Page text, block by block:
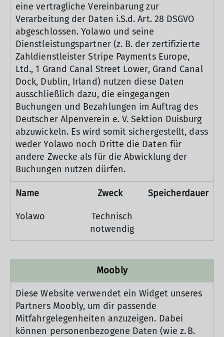
eine vertragliche Vereinbarung zur
Verarbeitung der Daten i.S.d. Art. 28 DSGVO
abgeschlossen. Yolawo und seine
Dienstleistungspartner (z. B. der zertifizierte
Zahldienstleister Stripe Payments Europe,
Ltd., 1 Grand Canal Street Lower, Grand Canal
Dock, Dublin, Irland) nutzen diese Daten
ausschließlich dazu, die eingegangen
Buchungen und Bezahlungen im Auftrag des
Deutscher Alpenverein e. V. Sektion Duisburg
abzuwickeln. Es wird somit sichergestellt, dass
weder Yolawo noch Dritte die Daten für
andere Zwecke als für die Abwicklung der
Buchungen nutzen dürfen.
Name Zweck Speicherdauer
Yolawo
Technisch
notwendig
Moobly
Diese Website verwendet ein Widget unseres
Partners Moobly, um dir passende
Mitfahrgelegenheiten anzuzeigen. Dabei
können personenbezogene Daten (wie z. B.